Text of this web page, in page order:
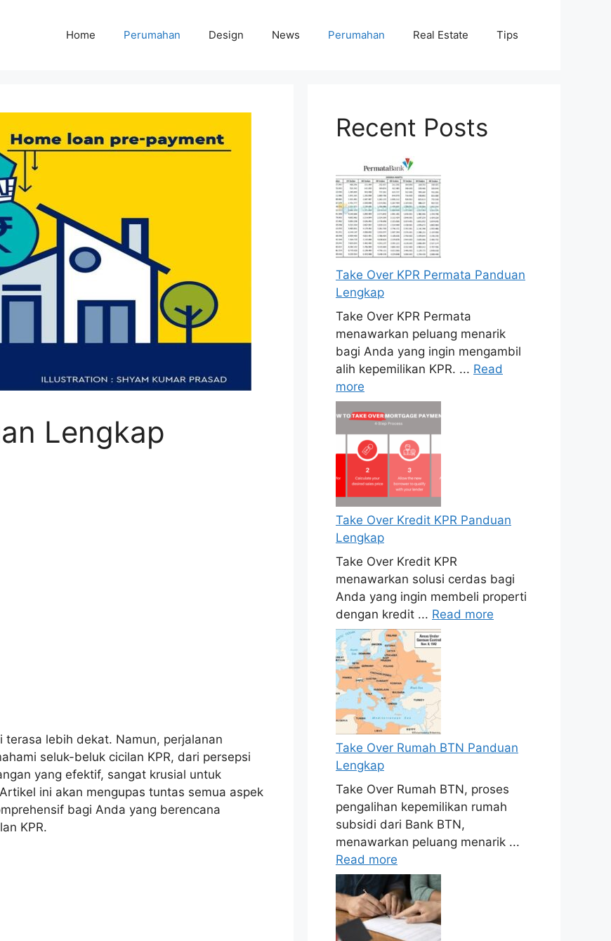
Home Perumahan Design News Perumahan Real Estate Tips
Lengkap
terasa lebih dekat. Namun, perjalanan
seluk-beluk cicilan KPR, dari persepsi
yang efektif, sangat krusial untuk
ini akan mengupas tuntas semua aspek
bagi Anda yang berencana
KPR.
Recent Posts
Take Over KPR Permata Panduan
Lengkap
Take Over KPR Permata
menawarkan peluang menarik
bagi Anda yang ingin mengambil
alih kepemilikan KPR. ... Read
more
Take Over Kredit KPR Panduan
Lengkap
Take Over Kredit KPR
menawarkan solusi cerdas bagi
Anda yang ingin membeli properti
dengan kredit ... Read more
Take Over Rumah BTN Panduan
Lengkap
Take Over Rumah BTN, proses
pengalihan kepemilikan rumah
subsidi dari Bank BTN,
menawarkan peluang menarik ...
Read more